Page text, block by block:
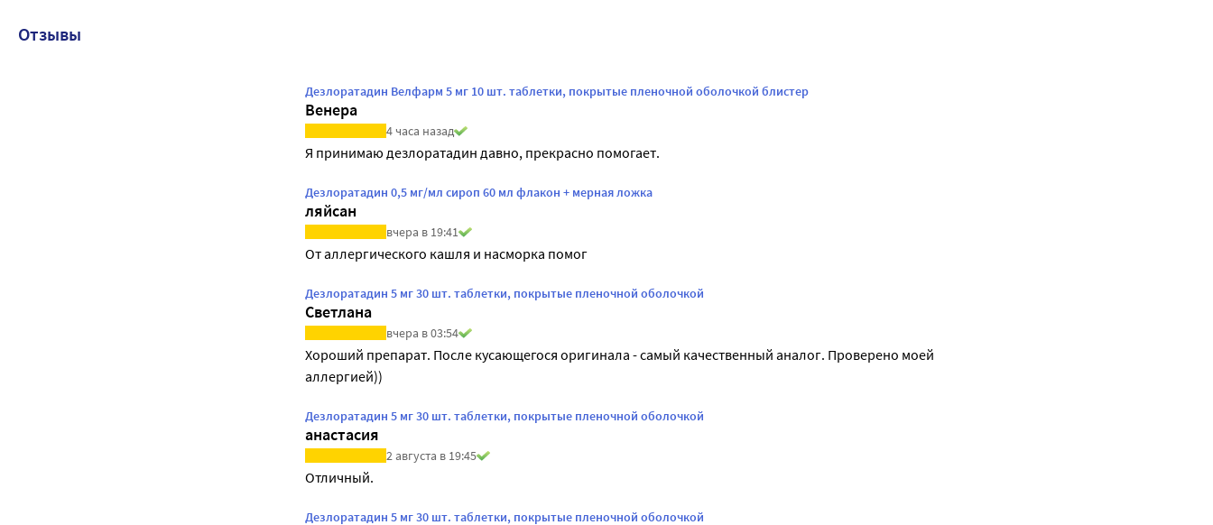
Отзывы
Дезлоратадин Велфарм 5 мг 10 шт. таблетки, покрытые пленочной оболочкой блистер
Венера
4 часа назад
Я принимаю дезлоратадин давно, прекрасно помогает.
Дезлоратадин 0,5 мг/мл сироп 60 мл флакон + мерная ложка
ляйсан
вчера в 19:41
От аллергического кашля и насморка помог
Дезлоратадин 5 мг 30 шт. таблетки, покрытые пленочной оболочкой
Светлана
вчера в 03:54
Хороший препарат. После кусающегося оригинала - самый качественный аналог. Проверено моей
аллергией))
Дезлоратадин 5 мг 30 шт. таблетки, покрытые пленочной оболочкой
анастасия
2 августа в 19:45
Отличный.
Дезлоратадин 5 мг 30 шт. таблетки, покрытые пленочной оболочкой